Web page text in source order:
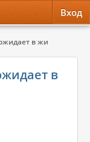
Вход
в жизни этой
в